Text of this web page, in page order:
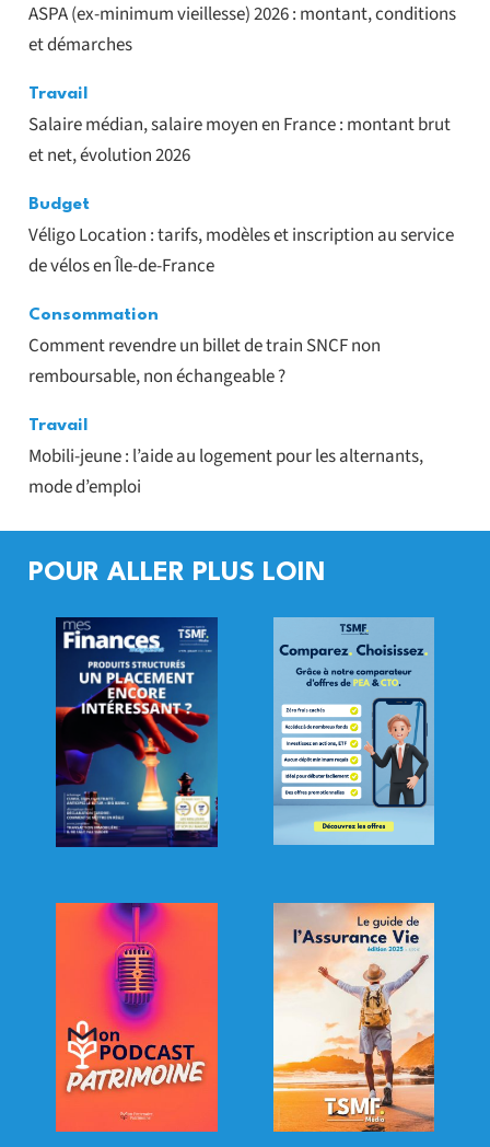
ASPA (ex-minimum vieillesse) 2026 : montant, conditions
et démarches
Travail
Salaire médian, salaire moyen en France : montant brut
et net, évolution 2026
Budget
Véligo Location : tarifs, modèles et inscription au service
de vélos en Île-de-France
Consommation
Comment revendre un billet de train SNCF non
remboursable, non échangeable ?
Travail
Mobili-jeune : l’aide au logement pour les alternants,
mode d’emploi
POUR ALLER PLUS LOIN